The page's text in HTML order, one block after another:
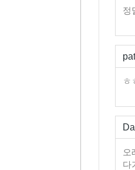
정
ㅎ
오
다